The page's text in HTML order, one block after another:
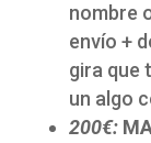
nombre
envío +
gira que
un algo
200€: